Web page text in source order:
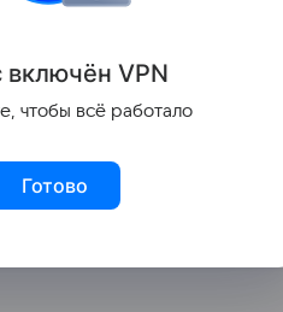
2022-го актеры
из сына
включён VPN
чтобы всё работало
Готово